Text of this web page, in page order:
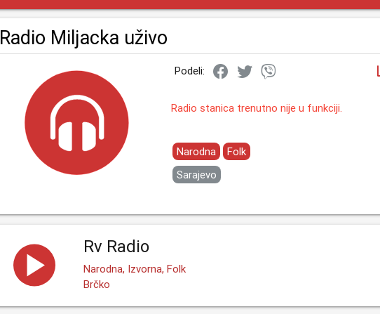
Radio Miljacka uživo
Podeli:
Radio stanica trenutno nije u funkciji.
Narodna
Folk
Sarajevo
Rv Radio
Narodna, Izvorna, Folk
Brčko